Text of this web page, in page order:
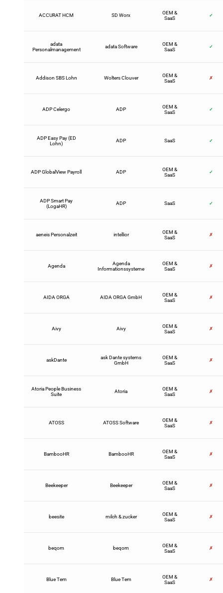
ACCURAT HCM SD Worx
OEM &
SaaS
✓
adata
Personalmanagement
adata Software
OEM &
SaaS
✓
Addison SBS Lohn Wolters Clouver
OEM &
SaaS
✗
ADP Celergo ADP
OEM &
SaaS
✓
ADP Easy Pay (ED
Lohn)
ADP SaaS ✓
ADP GlobalView Payroll ADP
OEM &
SaaS
✓
ADP Smart Pay
(LogaHR)
ADP SaaS ✓
aeneis Personalzeit intellior
OEM &
SaaS
✗
Agenda
Agenda
Informationssysteme
OEM &
SaaS
✗
AIDA ORGA AIDA ORGA GmbH
OEM &
SaaS
✗
Aivy Aivy
OEM &
SaaS
✗
askDante
ask Dante systems
GmbH
OEM &
SaaS
✗
Atoria People Business
Suite
Atoria
OEM &
SaaS
✗
ATOSS ATOSS Software
OEM &
SaaS
✗
BambooHR BambooHR
OEM &
SaaS
✗
Beekeeper Beekeeper
OEM &
SaaS
✗
beesite milch & zucker
OEM &
SaaS
✗
beqom beqom
OEM &
SaaS
✗
Blue Tem Blue Tem
OEM &
SaaS
✗